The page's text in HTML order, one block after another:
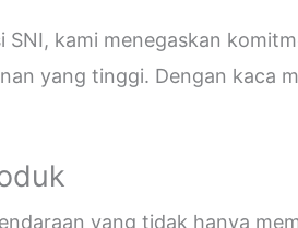
kami menegaskan
yang tinggi. Dengan kaca
yang tidak hanya